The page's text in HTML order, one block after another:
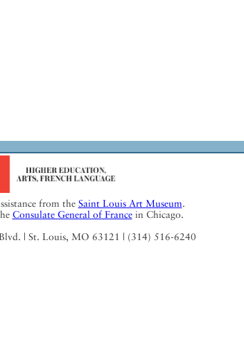
from the Saint Louis Art Museum.
Consulate General of Francein Chicago.
| St. Louis, MO 63121 | (314) 516-6240